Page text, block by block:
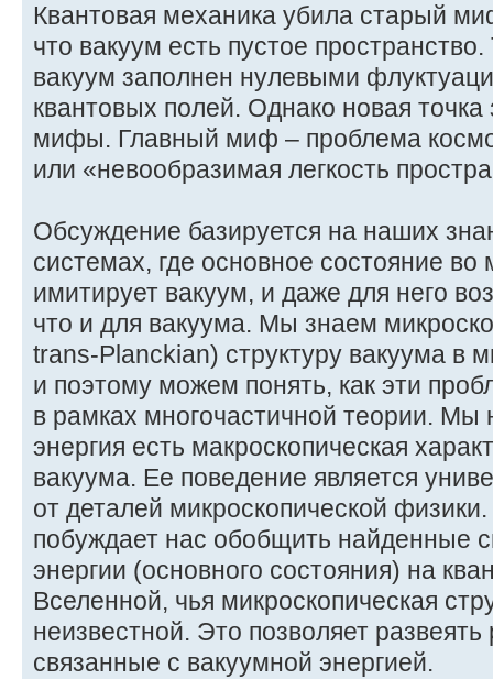
Квантовая механика убила старый
что вакуум есть пустое
вакуум заполнен нулевыми
квантовых полей. Однако новая
мифы. Главный миф – проблема
или «невообразимая легкость
Обсуждение базируется на наших
системах, где основное состояние
имитирует вакуум, и даже для него
что и для вакуума. Мы знаем
trans-Planckian) структуру вакуума в
и поэтому можем понять, как эти
в рамках многочастичной теории. Мы
энергия есть макроскопическая
вакуума. Ее поведение является
от деталей микроскопической
побуждает нас обобщить найденные
энергии (основного состояния) на
Вселенной, чья микроскопическая
неизвестной. Это позволяет
связанные с вакуумной энергией.